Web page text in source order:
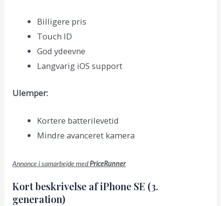
Billigere pris
Touch ID
God ydeevne
Langvarig iOS support
Ulemper:
Kortere batterilevetid
Mindre avanceret kamera
Annonce i samarbejde medPriceRunner
Kort beskrivelse af iPhone SE (3.
generation)